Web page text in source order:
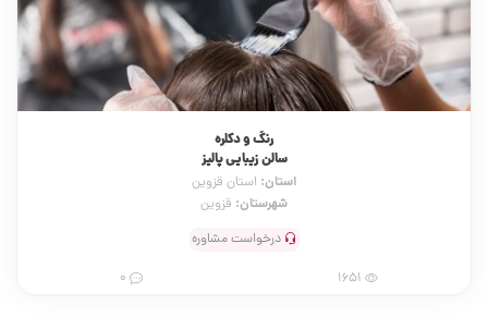
رنگ و دکلره
سالن زیبایی پالیز
استان: استان قزوین
شهرستان: قزوین
درخواست مشاوره